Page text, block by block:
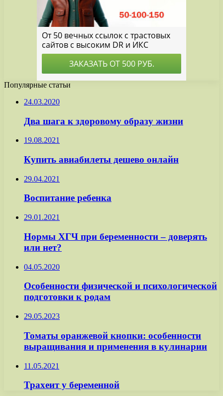
Популярные статьи
24.03.2020
Два шага к здоровому образу жизни
19.08.2021
Купить авиабилеты дешево онлайн
29.04.2021
Воспитание ребенка
29.01.2021
Нормы ХГЧ при беременности – доверять
или нет?
04.05.2020
Особенности физической и психологической
подготовки к родам
29.05.2023
Томаты оранжевой кнопки: особенности
выращивания и применения в кулинарии
11.05.2021
Трахеит у беременной